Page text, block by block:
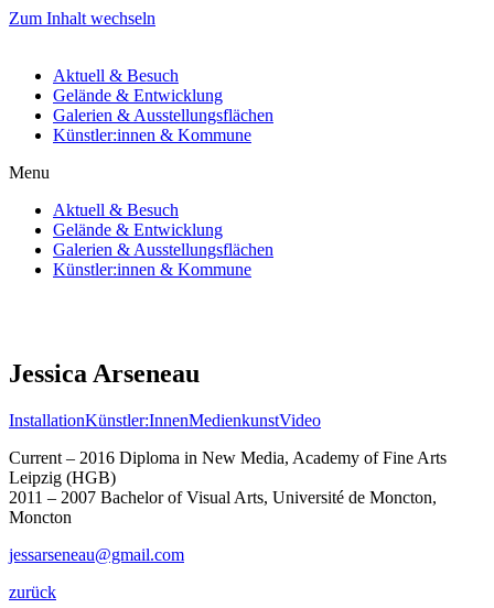
Zum Inhalt wechseln
Aktuell & Besuch
Gelände & Entwicklung
Galerien & Ausstellungsflächen
Künstler:innen & Kommune
Menu
Aktuell & Besuch
Gelände & Entwicklung
Galerien & Ausstellungsflächen
Künstler:innen & Kommune
Jessica Arseneau
InstallationKünstler:InnenMedienkunstVideo
Current – 2016 Diploma in New Media, Academy of Fine Arts
Leipzig (HGB)
2011 – 2007 Bachelor of Visual Arts, Université de Moncton,
Moncton
jessarseneau@gmail.com
zurück